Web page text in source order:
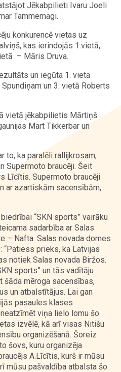
Jēkabpilieti Ivaru Joeli
Tammemagi.
konkurencē vietas uz
kas ierindojās 1.vietā,
– Māris Druva.
un iegūta 1. vieta
un 3. vietā Roberts
vietā jēkabpilietis Mārtiņš
Mart Tikkerbar un
to, ka paralēli rallijkrosam,
Supermoto braucēji. Šeit
Līcītis. Supermoto braucēji
ar azartiskām sacensībām,
“SKN sports” vairāku
sadarbība ar Salas
– Nafta. Salas novada domes
“Patiess prieks, ka Latvijas
notiek Salas novada Biržos.
sports” un tās vadītāju
šāda mēroga sacensības,
un atbalstītājus. Lai gan
pasaules klases
viņa lielo lomu šo
izvēlē, kā arī visas Nitišu
organizēšanā. Šoreiz
šovs, kuru organizēja
A.Līcītis, kurš ir mūsu
mūsu pašvaldība atbalsta šo